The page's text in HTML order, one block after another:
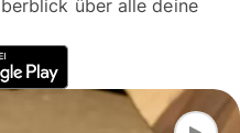
über alle deine